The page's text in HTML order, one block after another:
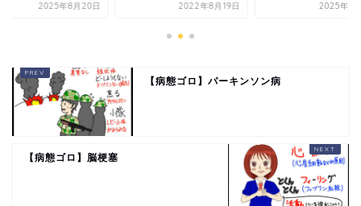
2025年8月20日 2022年8月19日 2025年3
【病態ゴロ】パーキンソン病
【病態ゴロ】脳梗塞